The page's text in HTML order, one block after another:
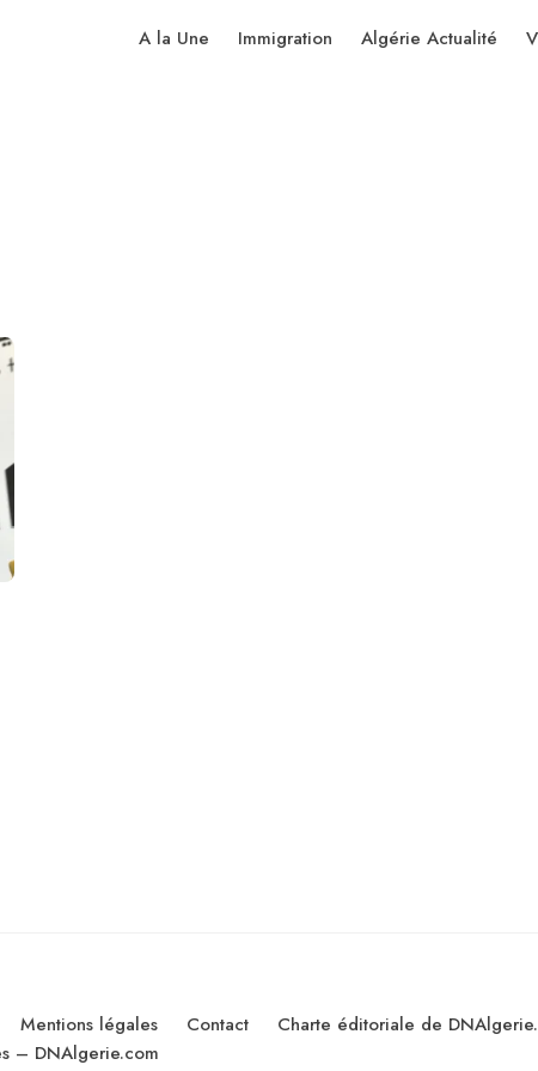
A la Une Immigration Algérie Actualité
Mentions légales Contact
Charte éditoriale de
– DNAlgerie.com